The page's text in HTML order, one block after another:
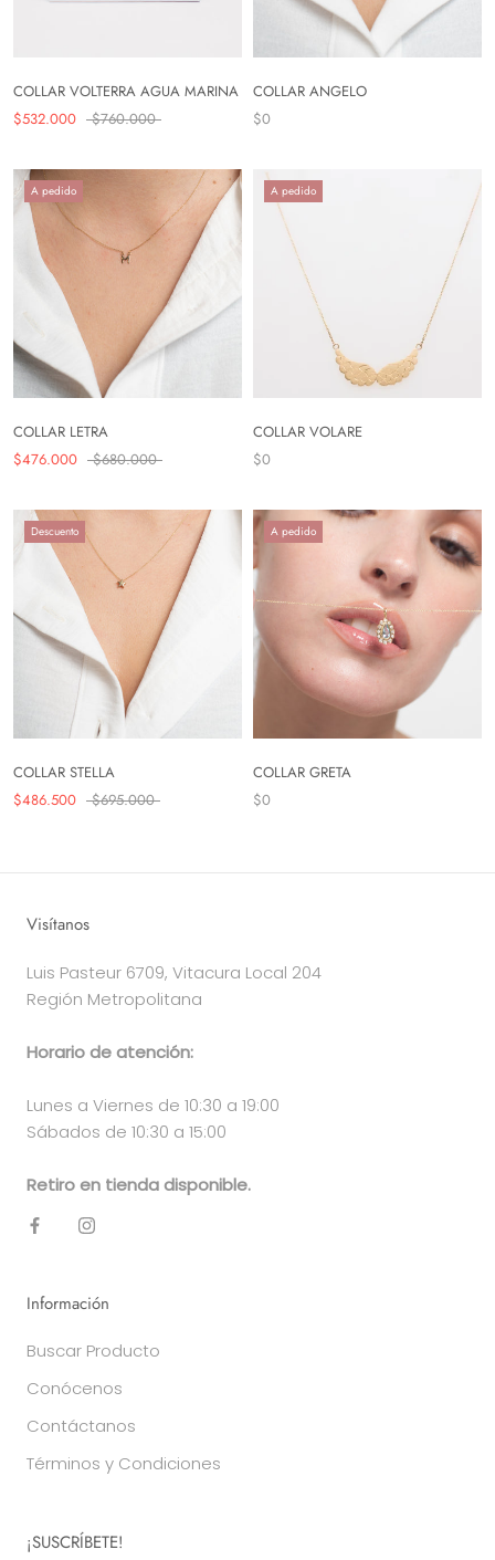
COLLAR VOLTERRA AGUA MARINA
$532.000
$760.000
COLLAR ANGELO
$0
A pedido
COLLAR LETRA
$476.000
$680.000
A pedido
COLLAR VOLARE
$0
Descuento
COLLAR STELLA
$486.500
$695.000
A pedido
COLLAR GRETA
$0
Visítanos
Luis Pasteur 6709, Vitacura Local 204
Región Metropolitana
Horario de atención:
Lunes a Viernes de 10:30 a 19:00
Sábados de 10:30 a 15:00
Retiro en tienda disponible.
Información
Buscar Producto
Conócenos
Contáctanos
Términos y Condiciones
¡SUSCRÍBETE!